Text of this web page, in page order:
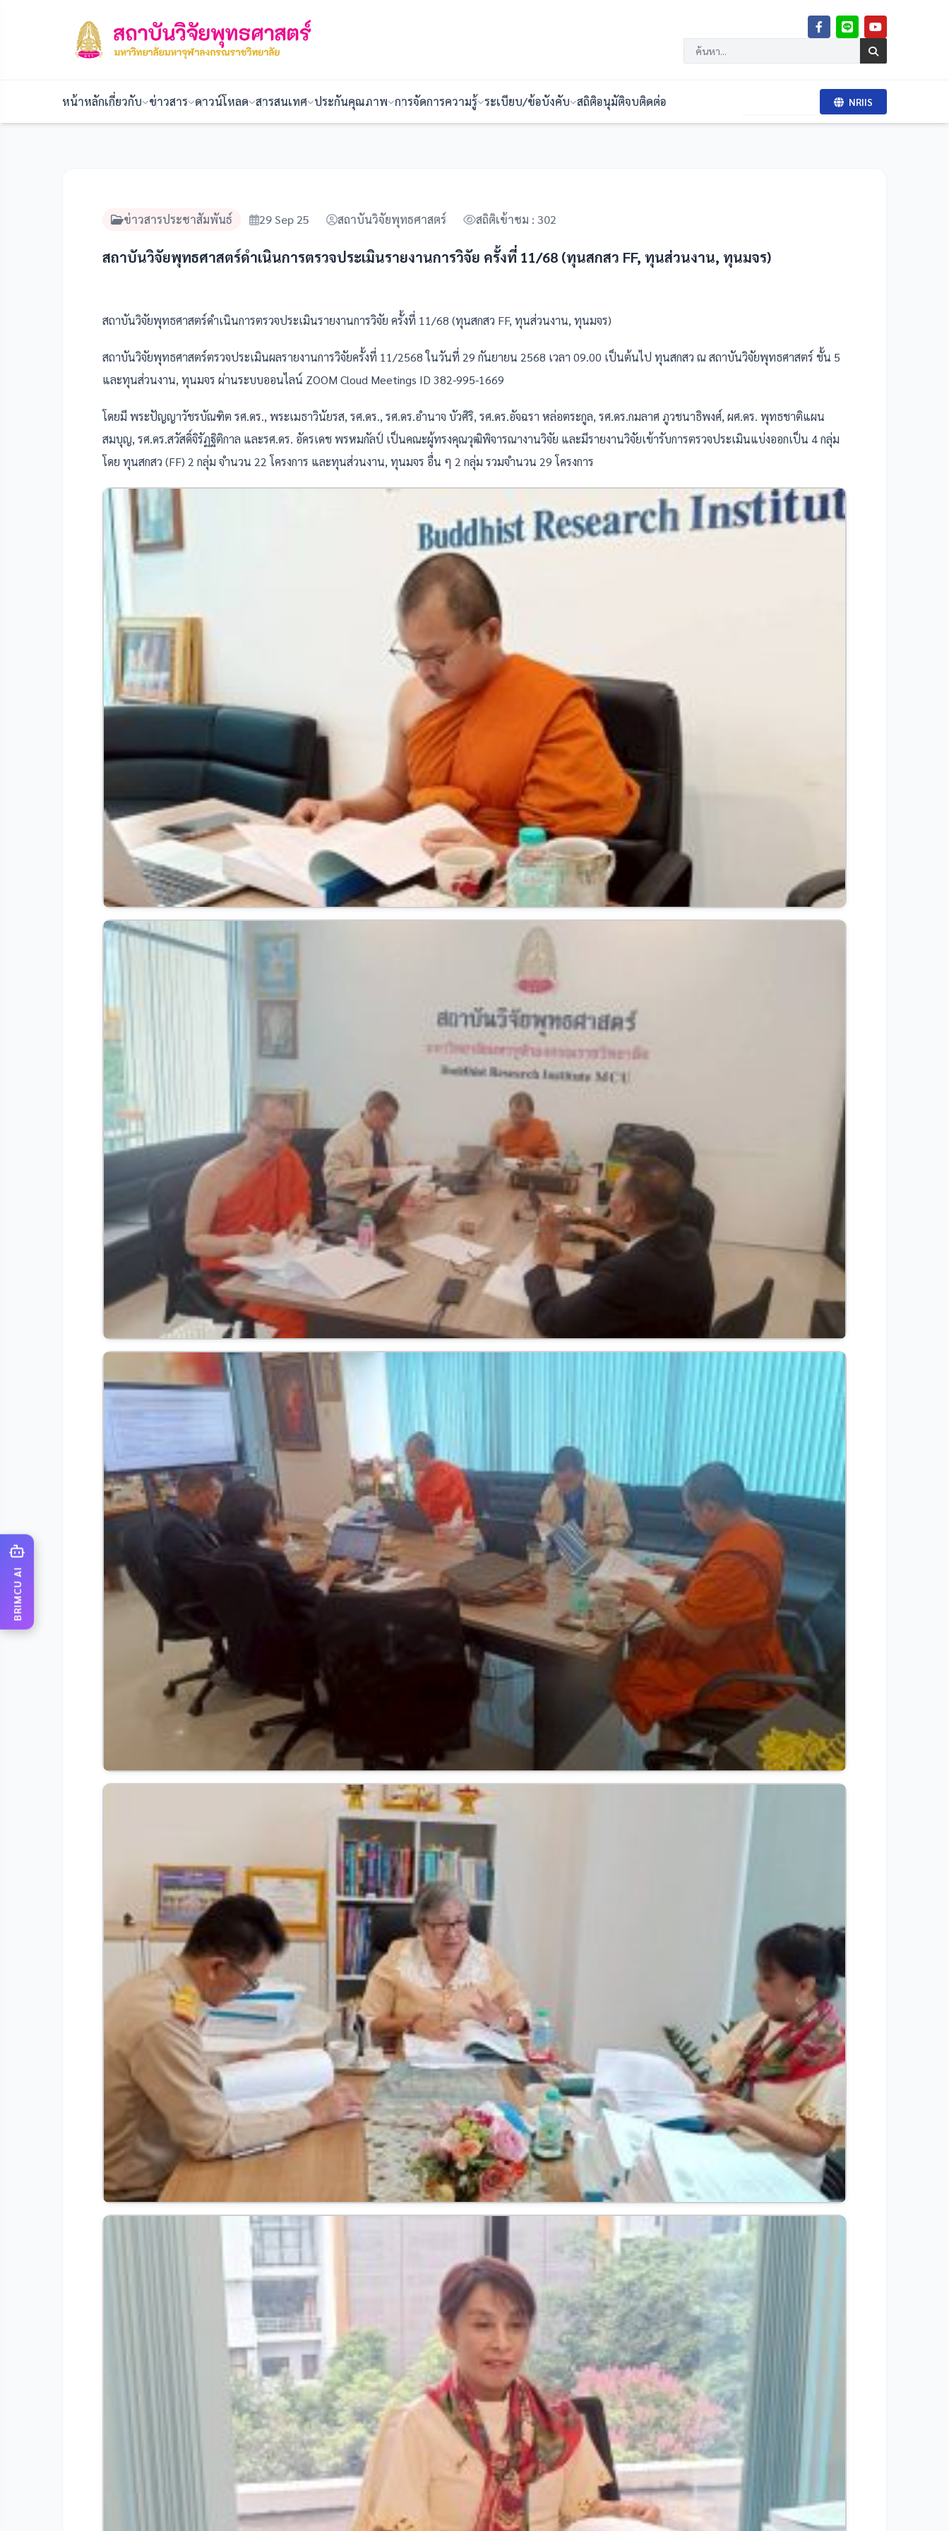
หน้าหลักเกี่ยวกับ ข่าวสาร ดาวน์โหลด สารสนเทศ ประกันคุณภาพ การจัดการความรู้ ระเบียบ/ข้อบังคับ สถิติอนุมัติจบติดต่อ NRIIS
ข่าวสารประชาสัมพันธ์ 29 Sep 25 สถาบันวิจัยพุทธศาสตร์ สถิติเข้าชม : 302
สถาบันวิจัยพุทธศาสตร์ดำเนินการตรวจประเมินรายงานการวิจัย ครั้งที่ 11/68 (ทุนสกสว FF, ทุนส่วนงาน, ทุนมจร)
สถาบันวิจัยพุทธศาสตร์ดำเนินการตรวจประเมินรายงานการวิจัย ครั้งที่ 11/68 (ทุนสกสว FF, ทุนส่วนงาน, ทุนมจร)
สถาบันวิจัยพุทธศาสตร์ตรวจประเมินผลรายงานการวิจัยครั้งที่ 11/2568 ในวันที่ 29 กันยายน 2568 เวลา 09.00 เป็นต้นไป ทุนสกสว ณ สถาบันวิจัยพุทธศาสตร์ ชั้น 5
และทุนส่วนงาน, ทุนมจร ผ่านระบบออนไลน์ ZOOM Cloud Meetings ID 382-995-1669
โดยมี พระปัญญาวัชรบัณฑิต รศ.ดร., พระเมธาวินัยรส, รศ.ดร., รศ.ดร.อำนาจ บัวศิริ, รศ.ดร.อัจฉรา หล่อตระกูล, รศ.ดร.กมลาศ ภูวชนาธิพงศ์, ผศ.ดร. พุทธชาติแผน
สมบุญ, รศ.ดร.สวัสดิ์จิรัฏฐิติกาล และรศ.ดร. อัครเดช พรหมกัลป์ เป็นคณะผู้ทรงคุณวุฒิพิจารณางานวิจัย และมีรายงานวิจัยเข้ารับการตรวจประเมินแบ่งออกเป็น 4 กลุ่ม
โดย ทุนสกสว (FF) 2 กลุ่ม จำนวน 22 โครงการ และทุนส่วนงาน, ทุนมจร อื่น ๆ 2 กลุ่ม รวมจำนวน 29 โครงการ
BRIMCU AI